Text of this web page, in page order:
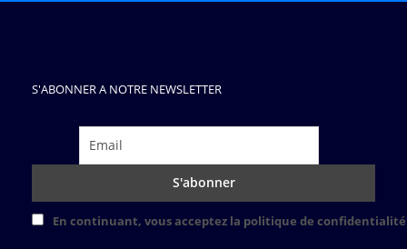
S'ABONNER A NOTRE NEWSLETTER
En continuant, vous acceptez la politique de confidentialité